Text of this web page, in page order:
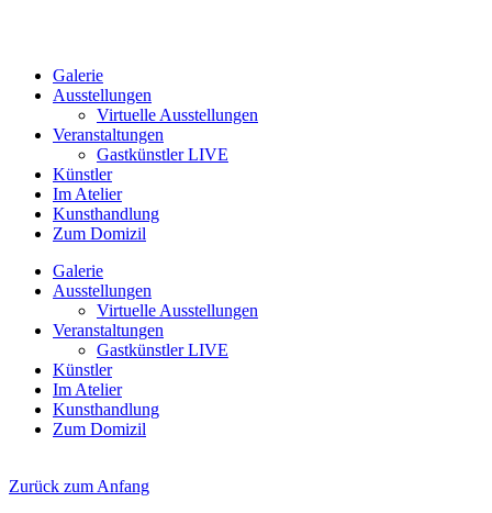
Galerie
Ausstellungen
Virtuelle Ausstellungen
Veranstaltungen
Gastkünstler LIVE
Künstler
Im Atelier
Kunsthandlung
Zum Domizil
Galerie
Ausstellungen
Virtuelle Ausstellungen
Veranstaltungen
Gastkünstler LIVE
Künstler
Im Atelier
Kunsthandlung
Zum Domizil
Zurück zum Anfang